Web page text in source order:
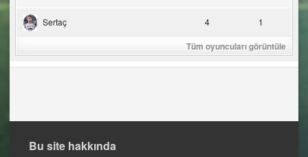
Sertaç 4 1
Tüm oyuncuları görüntüle
Bu site hakkında